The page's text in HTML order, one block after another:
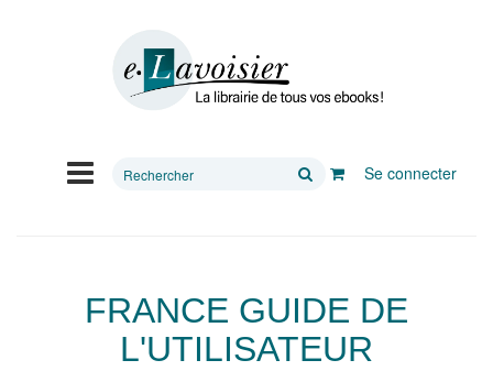
Rechercher
Se connecter
FRANCE GUIDE DE
L'UTILISATEUR